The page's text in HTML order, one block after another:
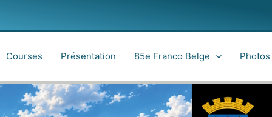
Courses Présentation 85e Franco Belge Photos